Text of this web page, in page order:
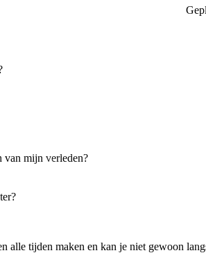
van mijn verleden?
alle tijden maken en kan je niet gewoon